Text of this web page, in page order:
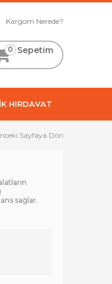
Kargom Nerede?
Sepetim
0
HIRDAVAT
Sayfaya Dön
sağlar.